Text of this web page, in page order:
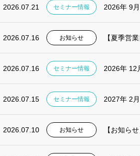
2026.07.21 セミナー情報 2026年 9
2026.07.16 お知らせ 【夏季営
2026.07.16 セミナー情報 2026年 12
2026.07.15 セミナー情報 2027年 2
2026.07.10 お知らせ 【お知ら